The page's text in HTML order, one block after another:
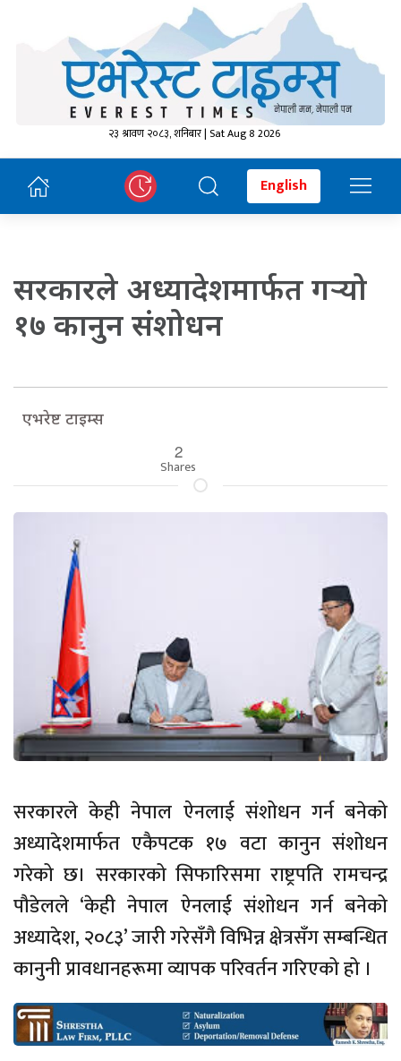
२३ श्रावण २०८३, शनिबार | Sat Aug 8 2026
English
सरकारले अध्यादेशमार्फत गर्‍यो
१७ कानुन संशोधन
एभरेष्ट टाइम्स
2
Shares
सरकारले केही नेपाल ऐनलाई संशोधन गर्न बनेको
अध्यादेशमार्फत एकैपटक १७ वटा कानुन संशोधन
गरेको छ। सरकारको सिफारिसमा राष्ट्रपति रामचन्द्र
पौडेलले ‘केही नेपाल ऐनलाई संशोधन गर्न बनेको
अध्यादेश, २०८३’ जारी गरेसँगै विभिन्न क्षेत्रसँग सम्बन्धित
कानुनी प्रावधानहरूमा व्यापक परिवर्तन गरिएको हो ।